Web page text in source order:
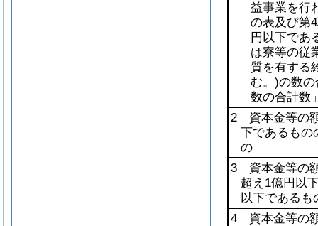
益事業を行
の表及び第
円以下であ
は寮等の従
質を有する
む。)の数の
数の合計数
2 資本金等の
下であるもの
の
3 資本金等の
超え1億円以
以下であるも
4 資本金等の